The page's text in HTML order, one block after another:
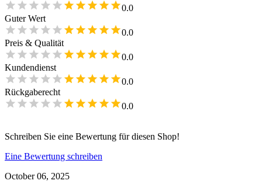
0.0
Guter Wert
0.0
Preis & Qualität
0.0
Kundendienst
0.0
Rückgaberecht
0.0
Schreiben Sie eine Bewertung für diesen Shop!
Eine Bewertung schreiben
October 06, 2025